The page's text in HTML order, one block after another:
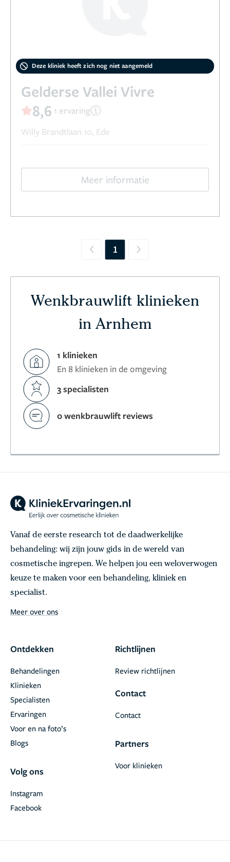
Deze kliniek heeft zich nog niet aangemeld
Gelderse Vallei Vivre
8,6 1 ervaring
Willy Brandtlaan 10, Ede
Meer informatie
Previous
1 Next
Wenkbrauwlift klinieken
in Arnhem
1 klinieken
En 8 klinieken in de omgeving
3 specialisten
0 wenkbrauwlift reviews
Vanaf de eerste research tot de daadwerkelijke
behandeling: wij zijn jouw gids in de wereld van
cosmetische ingrepen. We helpen jou een weloverwogen
keuze te maken voor een behandeling, kliniek en
specialist.
Meer over ons
Ontdekken
Behandelingen
Klinieken
Specialisten
Ervaringen
Voor en na foto’s
Blogs
Volg ons
Facebook
Instagram
Richtlijnen
Review richtlijnen
Contact
Contact
Partners
Voor klinieken